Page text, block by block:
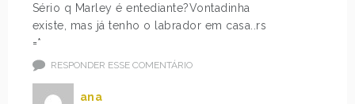
Sério q Marley é entediante?Vontadinha
existe, mas já tenho o labrador em casa..rs
=*
RESPONDER ESSE COMENTÁRIO
ana